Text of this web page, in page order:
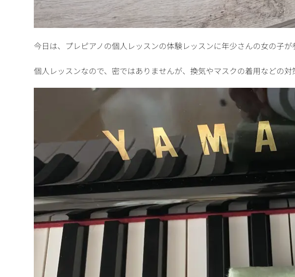
今日は、プレピアノの個人レッスンの体験レッスンに年少さんの女の子が
個人レッスンなので、密ではありませんが、換気やマスクの着用などの